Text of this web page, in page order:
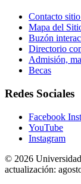
Contacto
Mapa del
Buzón
Directorio
Admisión,
Becas
Redes Sociales
Facebook
YouTube
Instagram
© 2026
actualización: